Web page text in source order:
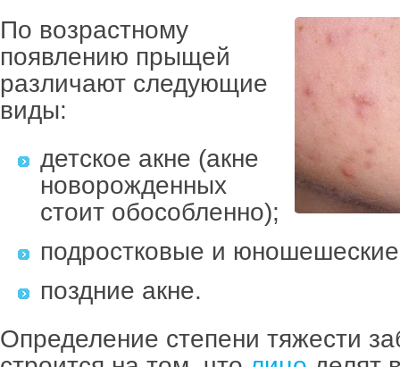
По возрастному
появлению прыщей
различают следующие
виды:
детское акне (акне
новорожденных
стоит обособленно);
подростковые и
поздние акне.
Определение степени тяжести